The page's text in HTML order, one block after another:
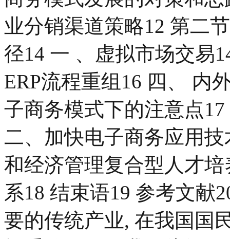
业分销渠道策略12 第二
径14 一 、虚拟市场交易
ERP流程重组16 四、 内
子商务模式下的注意点
二、加快电子商务应用
和经济管理复合型人才
系18 结束语19 参考文献
要的传统产业, 在我国国